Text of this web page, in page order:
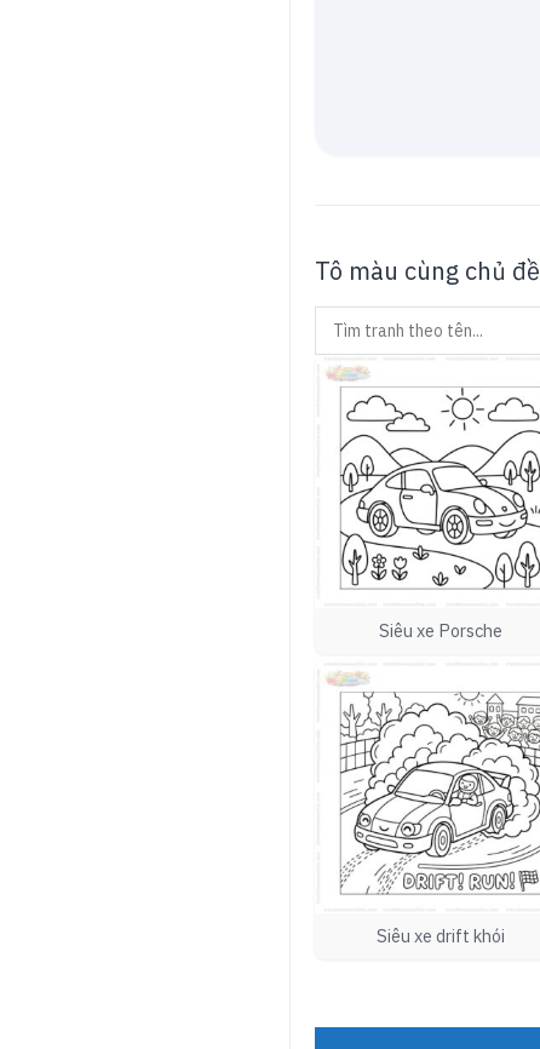
Tô màu cùng chủ đề
Siêu xe Porsche
Siêu xe drift khói